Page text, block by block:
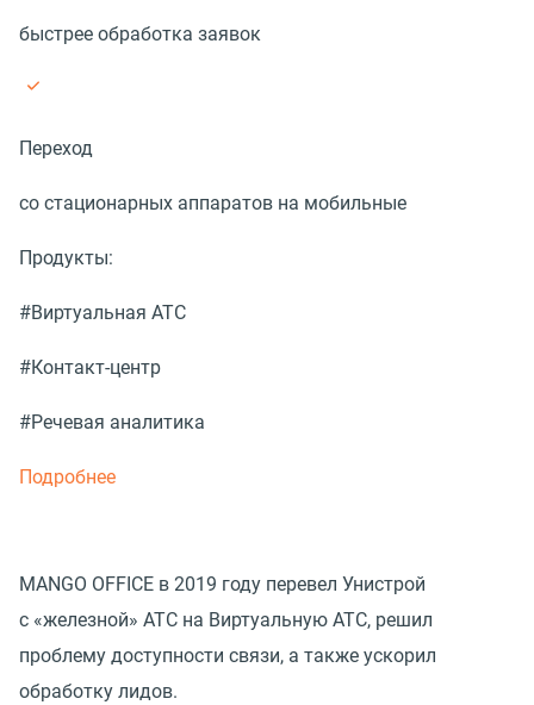
быстрее обработка заявок
Переход
со стационарных аппаратов на мобильные
Продукты:
#Виртуальная АТС
#Контакт-центр
#Речевая аналитика
Подробнее
MANGO OFFICE в 2019 году перевел Унистрой
с «железной» АТС на Виртуальную АТС, решил
проблему доступности связи, а также ускорил
обработку лидов.